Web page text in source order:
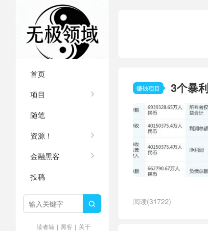
首页
项目
随笔
资源！
金融黑客
投稿

读者墙 | 黑客 | 关于
赚钱项目 3个暴
阅读(31722)